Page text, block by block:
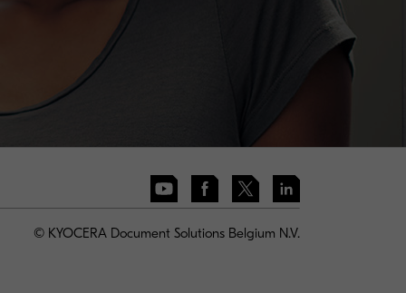
© KYOCERA Document Solutions Belgium N.V.